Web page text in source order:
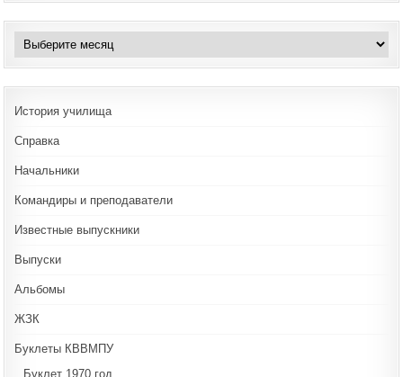
Архивы
История училища
Справка
Начальники
Командиры и преподаватели
Известные выпускники
Выпуски
Альбомы
ЖЗК
Буклеты КВВМПУ
Буклет 1970 год